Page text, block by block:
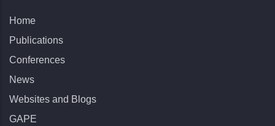
Home
Publications
Conferences
News
Websites and Blogs
GAPE